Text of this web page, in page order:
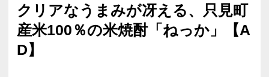
クリアなうまみが冴える、只見町
産米100％の米焼酎「ねっか」【A
D】